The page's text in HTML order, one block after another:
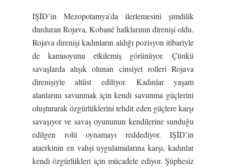
IŞİD’in Mezopotamya’da ilerlemesini şimdilik
durduran Rojava, Kobanê halklarının direnişi oldu.
Rojava direnişi kadınların aldığı pozisyon itibariyle
de kamuoyunu etkilemiş görünüyor. Çünkü
savaşlarda alışık olunan cinsiyet rolleri Rojava
direnişiyle altüst ediliyor. Kadınlar yaşam
alanlarını savunmak için kendi savunma güçlerini
oluşturarak özgürlüklerini tehdit eden güçlere karşı
savaşıyor ve savaş oyununun kendilerine sunduğu
edilgen rolü oynamayı reddediyor. IŞİD’in
ataerkinin en vahşi uygulamalarına karşı, kadınlar
kendi özgürlükleri için mücadele ediyor. Şüphesiz